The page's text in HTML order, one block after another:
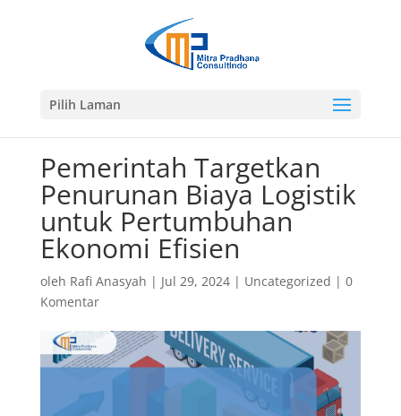
Pilih Laman
Pemerintah Targetkan
Penurunan Biaya Logistik
untuk Pertumbuhan
Ekonomi Efisien
oleh Rafi Anasyah | Jul 29, 2024| Uncategorized | 0
Komentar